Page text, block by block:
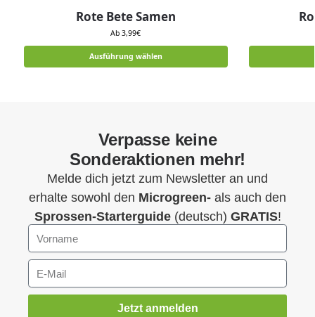
Rote Bete Samen
Ab3,99€
Ausführung wählen
Verpasse keine
Sonderaktionen mehr!
Melde dich jetzt zum Newsletter an und
erhalte sowohl den Microgreen- als auch den
Sprossen-Starterguide(deutsch) GRATIS!
Jetzt anmelden